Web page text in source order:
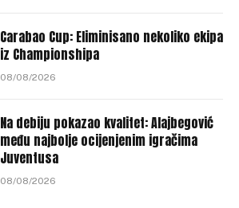
Carabao Cup: Eliminisano nekoliko ekipa
iz Championshipa
08/08/2026
Na debiju pokazao kvalitet: Alajbegović
među najbolje ocijenjenim igračima
Juventusa
08/08/2026